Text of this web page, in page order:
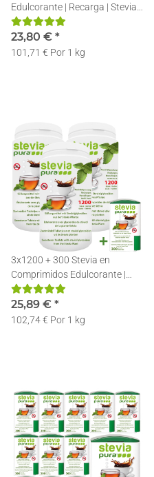
Edulcorante | Recarga | Stevia
Pastillas + Dosificador
23,80 € *
101,71 € Por 1 kg
3x1200 + 300 Stevia en
Comprimidos Edulcorante |
Recarga | Stevia Pastillas +
Dosificador
25,89 € *
102,74 € Por 1 kg